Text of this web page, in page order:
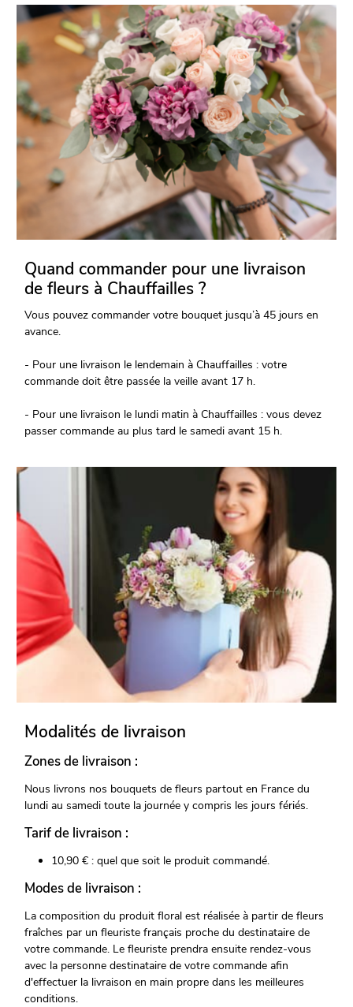
Quand commander pour une livraison
de fleurs à Chauffailles ?
Vous pouvez commander votre bouquet jusqu’à 45 jours en
avance.
- Pour une livraison le lendemain à Chauffailles : votre
commande doit être passée la veille avant 17 h.
- Pour une livraison le lundi matin à Chauffailles : vous devez
passer commande au plus tard le samedi avant 15 h.
Modalités de livraison
Zones de livraison :
Nous livrons nos bouquets de fleurs partout en France du
lundi au samedi toute la journée y compris les jours fériés.
Tarif de livraison :
10,90 € : quel que soit le produit commandé.
Modes de livraison :
La composition du produit floral est réalisée à partir de fleurs
fraîches par un fleuriste français proche du destinataire de
votre commande. Le fleuriste prendra ensuite rendez-vous
avec la personne destinataire de votre commande afin
d'effectuer la livraison en main propre dans les meilleures
conditions.